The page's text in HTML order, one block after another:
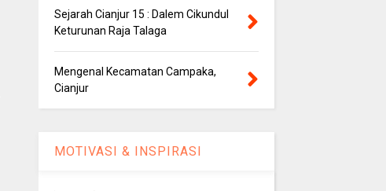
Sejarah Cianjur 15 : Dalem Cikundul
Keturunan Raja Talaga
Mengenal Kecamatan Campaka,
Cianjur
MOTIVASI & INSPIRASI